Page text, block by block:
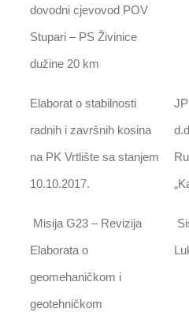
dovodni cjevovod POV
Stupari – PS Živinice
dužine 20 km
Elaborat o stabilnosti
radnih i završnih kosina
na PK Vrtlište sa stanjem
10.10.2017.
Misija G23 – Revizija
Elaborata o
geomehaničkom i
geotehničkom